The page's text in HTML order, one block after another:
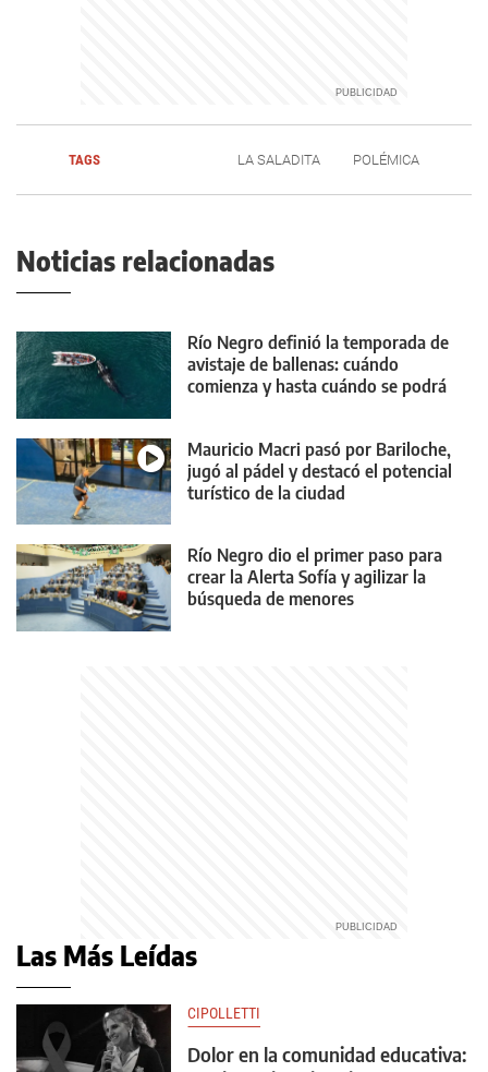
TAGS LA SALADITA POLÉMICA
Noticias relacionadas
Río Negro definió la temporada de
avistaje de ballenas: cuándo
comienza y hasta cuándo se podrá
Mauricio Macri pasó por Bariloche,
jugó al pádel y destacó el potencial
turístico de la ciudad
Río Negro dio el primer paso para
crear la Alerta Sofía y agilizar la
búsqueda de menores
Las Más Leídas
CIPOLLETTI
Dolor en la comunidad educativa: